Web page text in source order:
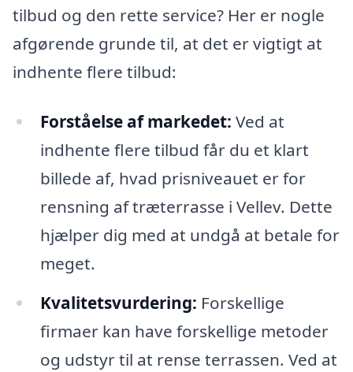
tilbud og den rette service? Her er nogle
afgørende grunde til, at det er vigtigt at
indhente flere tilbud:
Forståelse af markedet: Ved at
indhente flere tilbud får du et klart
billede af, hvad prisniveauet er for
rensning af træterrasse i Vellev. Dette
hjælper dig med at undgå at betale for
meget.
Kvalitetsvurdering: Forskellige
firmaer kan have forskellige metoder
og udstyr til at rense terrassen. Ved at